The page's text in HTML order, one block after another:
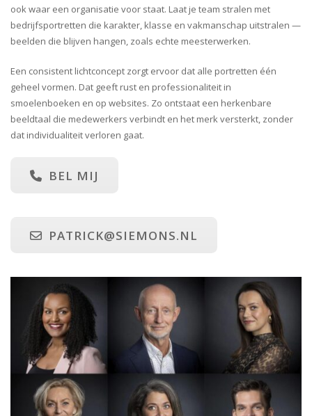
ook waar een organisatie voor staat. Laat je team stralen met
bedrijfsportretten die karakter, klasse en vakmanschap uitstralen —
beelden die blijven hangen, zoals echte meesterwerken.
Een consistent lichtconcept zorgt ervoor dat alle portretten één
geheel vormen. Dat geeft rust en professionaliteit in
smoelenboeken en op websites. Zo ontstaat een herkenbare
beeldtaal die medewerkers verbindt en het merk versterkt, zonder
dat individualiteit verloren gaat.
BEL MIJ
PATRICK@SIEMONS.NL